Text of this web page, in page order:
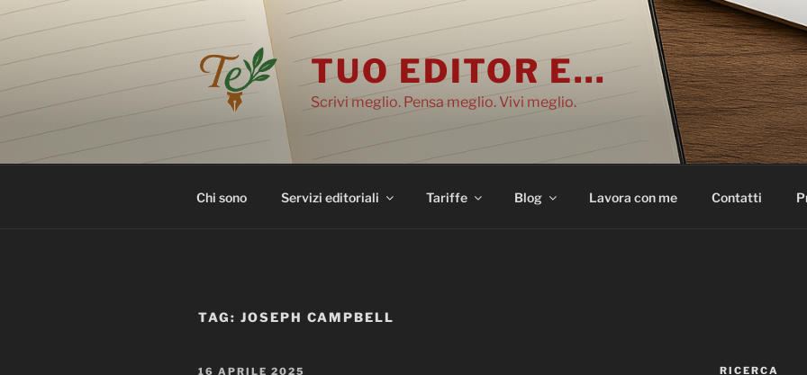
Salta
contenuto
TUO EDITOR E…
Scrivi meglio. Pensa meglio. Vivi meglio.
Chi sono Servizi editoriali Tariffe Blog Lavora con me Contatti
TAG: JOSEPH CAMPBELL
PUBBLICATO
16 APRILE 2025 RICERCA